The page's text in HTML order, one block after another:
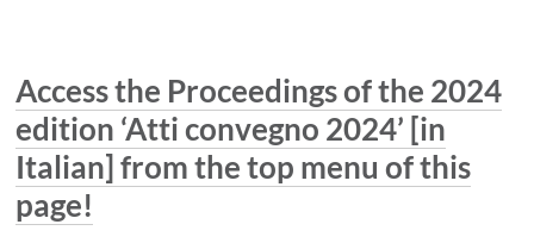
Access the Proceedings of the 2024
edition ‘Atti convegno 2024’ [in
Italian] from the top menu of this
page!